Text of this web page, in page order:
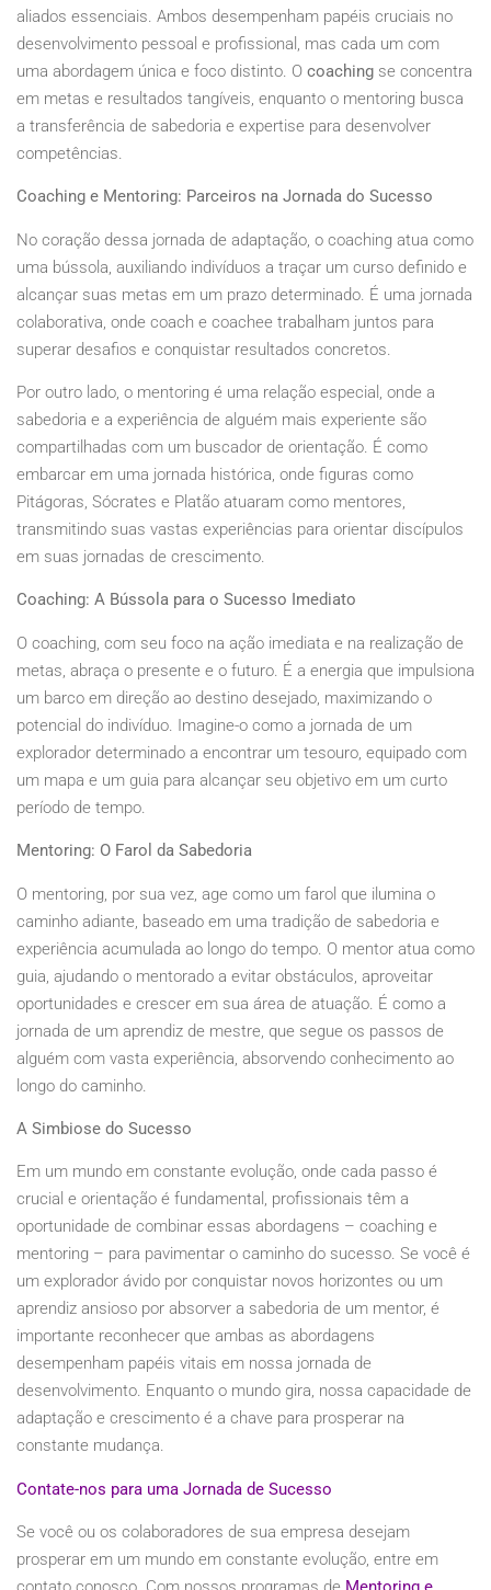
aliados essenciais. Ambos desempenham papéis cruciais no
desenvolvimento pessoal e profissional, mas cada um com
uma abordagem única e foco distinto. O coaching se concentra
em metas e resultados tangíveis, enquanto o mentoring busca
a transferência de sabedoria e expertise para desenvolver
competências.
Coaching e Mentoring: Parceiros na Jornada do Sucesso
No coração dessa jornada de adaptação, o coaching atua como
uma bússola, auxiliando indivíduos a traçar um curso definido e
alcançar suas metas em um prazo determinado. É uma jornada
colaborativa, onde coach e coachee trabalham juntos para
superar desafios e conquistar resultados concretos.
Por outro lado, o mentoring é uma relação especial, onde a
sabedoria e a experiência de alguém mais experiente são
compartilhadas com um buscador de orientação. É como
embarcar em uma jornada histórica, onde figuras como
Pitágoras, Sócrates e Platão atuaram como mentores,
transmitindo suas vastas experiências para orientar discípulos
em suas jornadas de crescimento.
Coaching: A Bússola para o Sucesso Imediato
O coaching, com seu foco na ação imediata e na realização de
metas, abraça o presente e o futuro. É a energia que impulsiona
um barco em direção ao destino desejado, maximizando o
potencial do indivíduo. Imagine-o como a jornada de um
explorador determinado a encontrar um tesouro, equipado com
um mapa e um guia para alcançar seu objetivo em um curto
período de tempo.
Mentoring: O Farol da Sabedoria
O mentoring, por sua vez, age como um farol que ilumina o
caminho adiante, baseado em uma tradição de sabedoria e
experiência acumulada ao longo do tempo. O mentor atua como
guia, ajudando o mentorado a evitar obstáculos, aproveitar
oportunidades e crescer em sua área de atuação. É como a
jornada de um aprendiz de mestre, que segue os passos de
alguém com vasta experiência, absorvendo conhecimento ao
longo do caminho.
A Simbiose do Sucesso
Em um mundo em constante evolução, onde cada passo é
crucial e orientação é fundamental, profissionais têm a
oportunidade de combinar essas abordagens – coaching e
mentoring – para pavimentar o caminho do sucesso. Se você é
um explorador ávido por conquistar novos horizontes ou um
aprendiz ansioso por absorver a sabedoria de um mentor, é
importante reconhecer que ambas as abordagens
desempenham papéis vitais em nossa jornada de
desenvolvimento. Enquanto o mundo gira, nossa capacidade de
adaptação e crescimento é a chave para prosperar na
constante mudança.
Contate-nos para uma Jornada de Sucesso
Se você ou os colaboradores de sua empresa desejam
prosperar em um mundo em constante evolução, entre em